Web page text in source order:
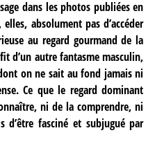
dans les photos publiées en
absolument pas d’accéder
au regard gourmand de la
d’un autre fantasme masculin,
on ne sait au fond jamais ni
Ce que le regard dominant
ni de la comprendre, ni
d’être fasciné et subjugué par